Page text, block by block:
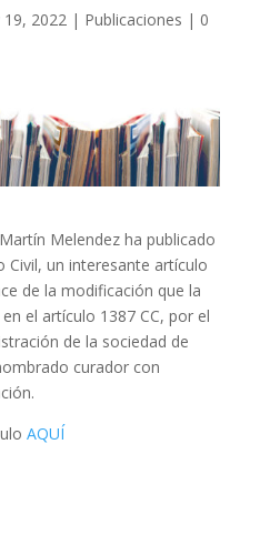
19, 2022| Publicaciones | 0
Melendez ha publicado
Civil, un interesante artículo
de la modificación que la
el artículo 1387 CC, por el
de la sociedad de
curador con
AQUÍ